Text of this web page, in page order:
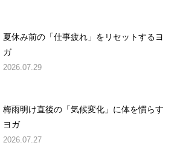
夏休み前の「仕事疲れ」をリセットするヨ
ガ
2026.07.29
梅雨明け直後の「気候変化」に体を慣らす
ヨガ
2026.07.27